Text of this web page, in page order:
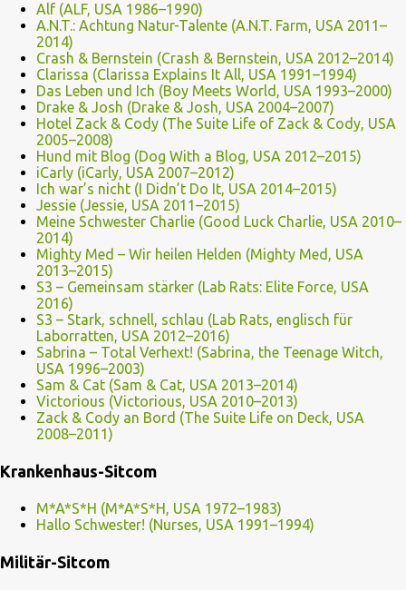
Alf (ALF, USA 1986–1990)
A.N.T.: Achtung Natur-Talente (A.N.T. Farm, USA 2011–
2014)
Crash & Bernstein (Crash & Bernstein, USA 2012–2014)
Clarissa (Clarissa Explains It All, USA 1991–1994)
Das Leben und Ich (Boy Meets World, USA 1993–2000)
Drake & Josh (Drake & Josh, USA 2004–2007)
Hotel Zack & Cody (The Suite Life of Zack & Cody, USA
2005–2008)
Hund mit Blog (Dog With a Blog, USA 2012–2015)
iCarly (iCarly, USA 2007–2012)
Ich war’s nicht (I Didn’t Do It, USA 2014–2015)
Jessie (Jessie, USA 2011–2015)
Meine Schwester Charlie (Good Luck Charlie, USA 2010–
2014)
Mighty Med – Wir heilen Helden (Mighty Med, USA
2013–2015)
S3 – Gemeinsam stärker (Lab Rats: Elite Force, USA
2016)
S3 – Stark, schnell, schlau (Lab Rats, englisch für
Laborratten, USA 2012–2016)
Sabrina – Total Verhext! (Sabrina, the Teenage Witch,
USA 1996–2003)
Sam & Cat (Sam & Cat, USA 2013–2014)
Victorious (Victorious, USA 2010–2013)
Zack & Cody an Bord (The Suite Life on Deck, USA
2008–2011)
Krankenhaus-Sitcom
M*A*S*H (M*A*S*H, USA 1972–1983)
Hallo Schwester! (Nurses, USA 1991–1994)
Militär-Sitcom